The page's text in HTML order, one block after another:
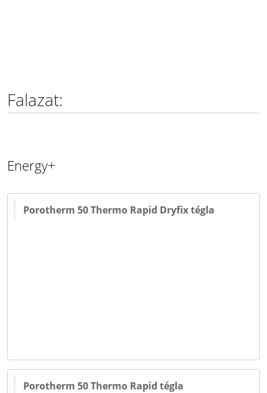
Falazat:
Energy+
Porotherm 50 Thermo Rapid Dryfix tégla
Porotherm 50 Thermo Rapid tégla